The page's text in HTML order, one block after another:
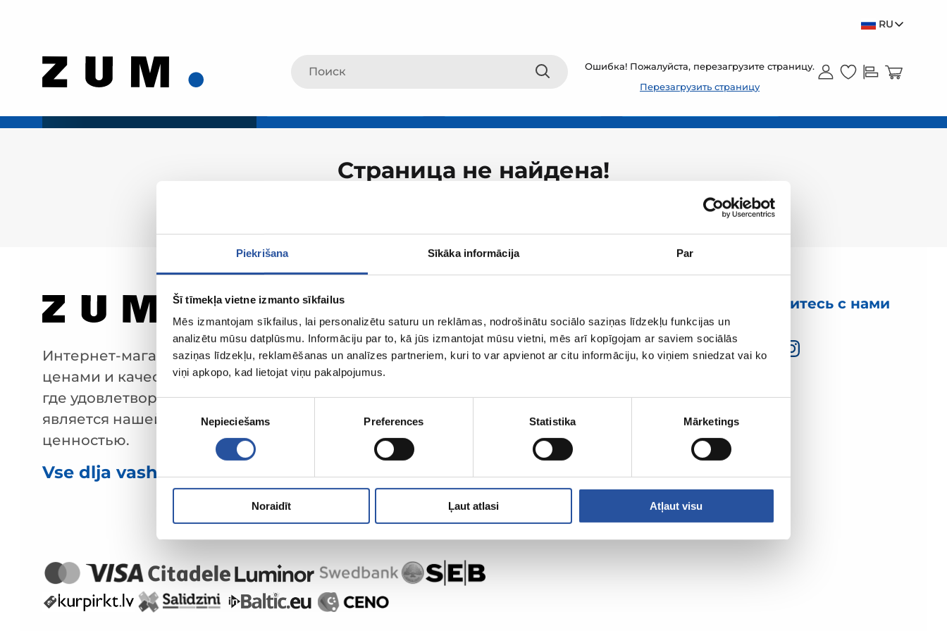
Piekrišana Sīkāka informācija Par
Šī tīmekļa vietne izmanto sīkfailus
Mēs izmantojam sīkfailus, lai personalizētu saturu un reklāmas, nodrošinātu sociālo saziņas līdzekļu funkcijas un
analizētu mūsu datplūsmu. Informāciju par to, kā jūs izmantojat mūsu vietni, mēs arī kopīgojam ar saviem sociālās
saziņas līdzekļu, reklamēšanas un analīzes partneriem, kuri to var apvienot ar citu informāciju, ko viņiem sniedzat vai ko
viņi apkopo, kad lietojat viņu pakalpojumus.
Piekrišanas
izvēle
Nepieciešams Preferences Statistika Mārketings
Noraidīt Ļaut atlasi Atļaut visu
RU
Ошибка! Пожалуйста, перезагрузите страницу.
Перезагрузить страницу
Страница не найдена!
Интернет-магазин с выгодными
ценами и качественными товарами,
где удовлетворённость клиента
является нашей главной
ценностью.
Vse dlja vashego doma i sada!
Свяжитесь с нами